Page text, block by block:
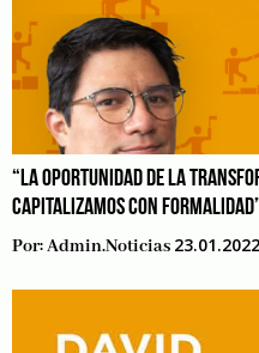
“LA OPORTUNIDAD DE LA
CAPITALIZAMOS CON
Por:Admin.noticias 23.01.2022